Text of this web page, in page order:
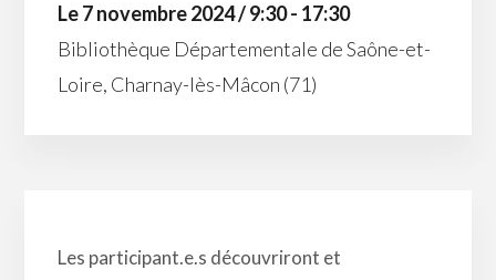
Le 7 novembre 2024 / 9:30 - 17:30
Bibliothèque Départementale de Saône-et-
Loire, Charnay-lès-Mâcon (71)
Les participant.e.s découvriront et